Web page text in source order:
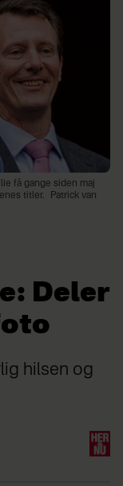
få gange siden maj
titler.
Patrick van
Deler
hilsen og